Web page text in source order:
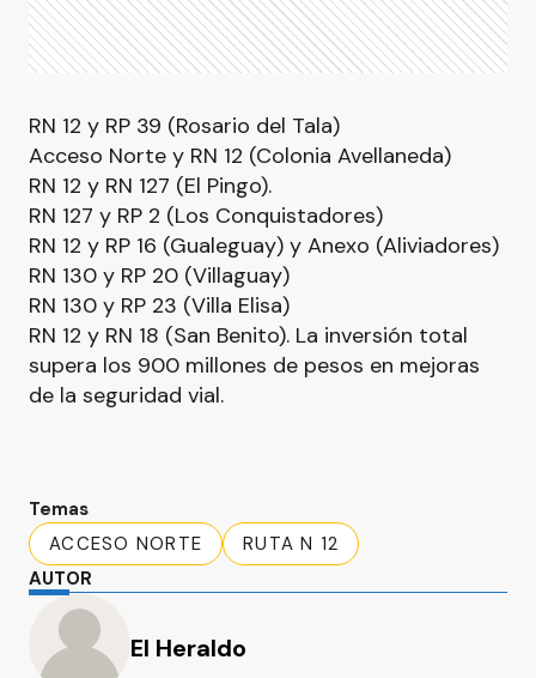
RN 12 y RP 39 (Rosario del Tala)
Acceso Norte y RN 12 (Colonia Avellaneda)
RN 12 y RN 127 (El Pingo).
RN 127 y RP 2 (Los Conquistadores)
RN 12 y RP 16 (Gualeguay) y Anexo (Aliviadores)
RN 130 y RP 20 (Villaguay)
RN 130 y RP 23 (Villa Elisa)
RN 12 y RN 18 (San Benito). La inversión total
supera los 900 millones de pesos en mejoras
de la seguridad vial.
Temas
ACCESO NORTE
RUTA N 12
AUTOR
El Heraldo